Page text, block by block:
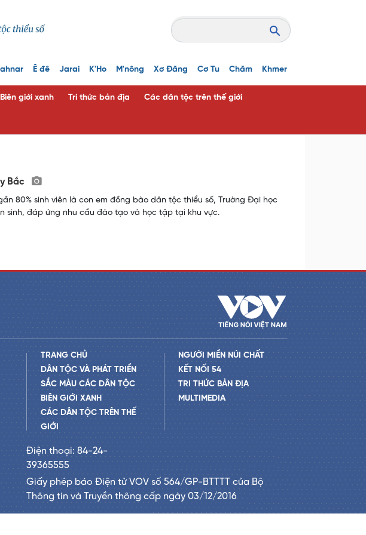
Ê đê Jarai K'Ho M'nông Xơ Đăng Cơ Tu Chăm Khmer
Biên giới xanh Tri thức bản địa Các dân tộc trên thế giới
Bắc
80% sinh viên là con em đồng bào dân tộc thiểu số, Trường Đại học
sinh, đáp ứng nhu cầu đào tạo và học tập tại khu vực.
TRANG CHỦ
DÂN TỘC VÀ PHÁT TRIỂN
SẮC MÀU CÁC DÂN TỘC
BIÊN GIỚI XANH
CÁC DÂN TỘC TRÊN THẾ
GIỚI
NGƯỜI MIỀN NÚI CHẤT
KẾT NỐI 54
TRI THỨC BẢN ĐỊA
MULTIMEDIA
Điện thoại: 84-24-
39365555
Giấy phép báo Điện tử VOV số 564/GP-BTTTT của Bộ
Thông tin và Truyền thông cấp ngày 03/12/2016